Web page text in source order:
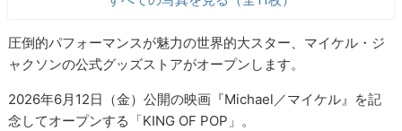
圧倒的パフォーマンスが魅力の世界的大スター、マイケル・ジ
ャクソンの公式グッズストアがオープンします。
2026年6月12日（金）公開の映画『Michael／マイケル』を記
念してオープンする「KING OF POP」。